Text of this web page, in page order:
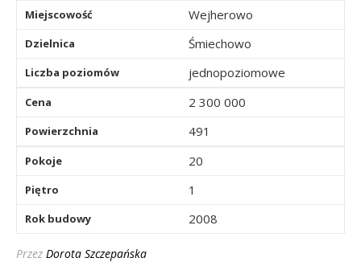
Miejscowość Wejherowo
Dzielnica Śmiechowo
Liczba poziomów jednopoziomowe
Cena 2 300 000
Powierzchnia 491
Pokoje 20
Piętro 1
Rok budowy 2008
Przez Dorota Szczepańska